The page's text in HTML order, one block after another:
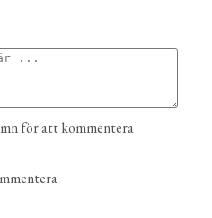
för att kommentera